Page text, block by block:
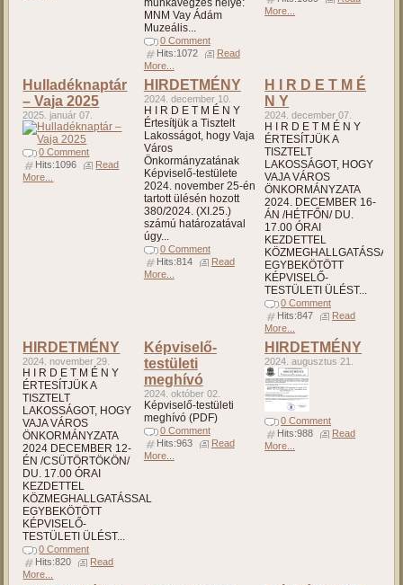
munkavégzés helye:
MNM Vay Ádám
Muzeális...
0 Comment
Hits:1072
Read
More...
More...
Hulladéknaptár
– Vaja 2025
2025. január 07.
0 Comment
Hits:1096
Read
More...
HIRDETMÉNY
2024. december 10.
H I R D E T M É N Y
Értesítjük a Tisztelt
Lakosságot, hogy Vaja
Város
Önkormányzatának
Képviselő-testülete
2024. november 25-én
tartott ülésén hozott
380/2024. (XI.25.)
számú határozatával
úgy...
0 Comment
Hits:814
Read
More...
H I R D E T M É
N Y
2024. december 07.
H I R D E T M É N Y
ÉRTESÍTJÜK A
TISZTELT
LAKOSSÁGOT, HOGY
VAJA VÁROS
ÖNKORMÁNYZATA
2024. DECEMBER 16-
ÁN /HÉTFŐN/ DU.
17.00 ÓRAI
KEZDETTEL
KÖZMEGHALLGATÁSSAL
EGYBEKÖTÖTT
KÉPVISELŐ-
TESTÜLETI ÜLÉST...
0 Comment
Hits:847
Read
More...
HIRDETMÉNY
2024. november 29.
H I R D E T M É N Y
ÉRTESÍTJÜK A
TISZTELT
LAKOSSÁGOT, HOGY
VAJA VÁROS
ÖNKORMÁNYZATA
2024 DECEMBER 12-
ÉN /CSÜTÖRTÖKÖN/
DU. 17.00 ÓRAI
KEZDETTEL
KÖZMEGHALLGATÁSSAL
EGYBEKÖTÖTT
KÉPVISELŐ-
TESTÜLETI ÜLÉST...
0 Comment
Hits:820
Read
More...
Képviselő-
testületi
meghívó
2024. október 02.
Képviselő-testületi
meghívó (PDF)
0 Comment
Hits:963
Read
More...
HIRDETMÉNY
2024. augusztus 21.
0 Comment
Hits:988
Read
More...